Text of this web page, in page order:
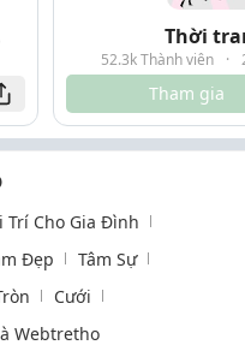
Thời
52.3k Thành viên ·
Tham gia
Trí Cho Gia Đình
Đẹp
Tâm Sự
Cưới
Webtretho